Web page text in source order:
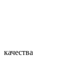
качества